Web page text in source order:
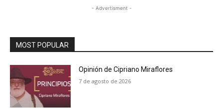
- Advertisment -
MOST POPULAR
Opinión de Cipriano Miraflores
7 de agosto de 2026